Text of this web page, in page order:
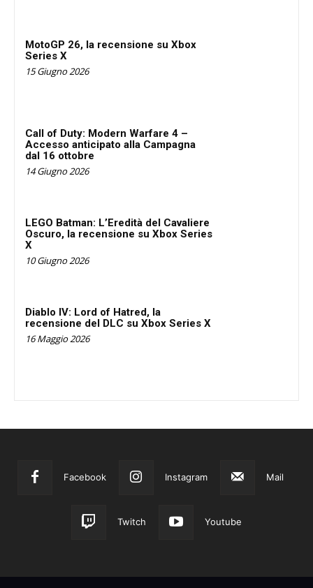
MotoGP 26, la recensione su Xbox
Series X
15 Giugno 2026
Call of Duty: Modern Warfare 4 –
Accesso anticipato alla Campagna
dal 16 ottobre
14 Giugno 2026
LEGO Batman: L’Eredità del Cavaliere
Oscuro, la recensione su Xbox Series
X
10 Giugno 2026
Diablo IV: Lord of Hatred, la
recensione del DLC su Xbox Series X
16 Maggio 2026
Facebook Instagram Mail
Twitch Youtube